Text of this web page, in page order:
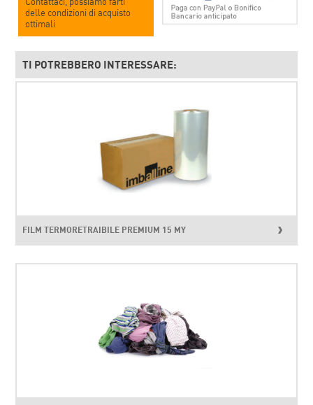
delle condizioni di acquisto
ottimali
TI POTREBBERO INTERESSARE:
FILM TERMORETRAIBILE PREMIUM 15 MY